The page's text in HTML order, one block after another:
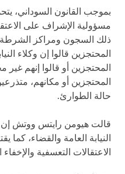
بموجب القانون السوداني،
مسؤولية الإشراف على
ذلك السجون ومراكز الشرطة.
المحتجزين قالوا إن وكلاء
المحتجزين أو قالوا إنهم
المحتجزين أو مكانهم،
حالة الطوارئ.
قالت هيومن رايتس ووتش إن
النيابة العامة والقضاء،
الاعتقالات التعسفية